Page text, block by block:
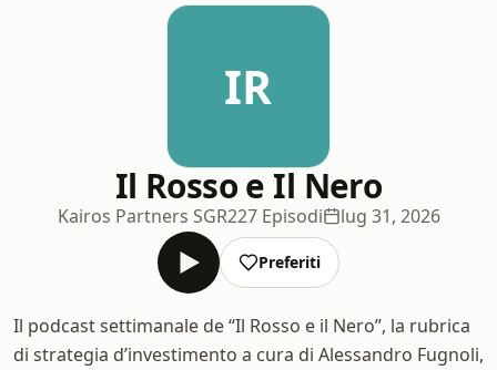
IR
Il Rosso e Il Nero
Kairos Partners SGR227 Episodi lug 31, 2026
Preferiti
Il podcast settimanale de “Il Rosso e il Nero”, la rubrica
di strategia d’investimento a cura di Alessandro Fugnoli,